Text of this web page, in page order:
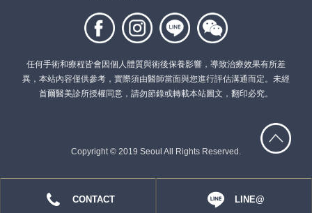
CONTACT LINE@
任何手術和療程皆會因個人體質與術後保養影響，導致治療效果有所差
異，本站內容僅供參考，實際須由醫師當面與您進行評估溝通而定。未經
首爾醫美診所授權同意，請勿節錄或轉載本站圖文，翻印必究。
Copyright © 2019 Seoul All Rights Reserved.